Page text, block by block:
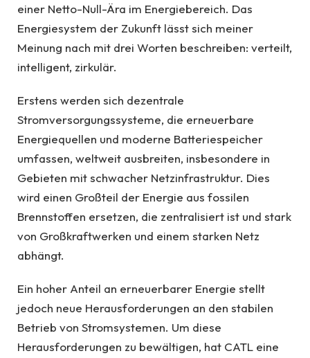
einer Netto-Null-Ära im Energiebereich. Das
Energiesystem der Zukunft lässt sich meiner
Meinung nach mit drei Worten beschreiben: verteilt,
intelligent, zirkulär.
Erstens werden sich dezentrale
Stromversorgungssysteme, die erneuerbare
Energiequellen und moderne Batteriespeicher
umfassen, weltweit ausbreiten, insbesondere in
Gebieten mit schwacher Netzinfrastruktur. Dies
wird einen Großteil der Energie aus fossilen
Brennstoffen ersetzen, die zentralisiert ist und stark
von Großkraftwerken und einem starken Netz
abhängt.
Ein hoher Anteil an erneuerbarer Energie stellt
jedoch neue Herausforderungen an den stabilen
Betrieb von Stromsystemen. Um diese
Herausforderungen zu bewältigen, hat CATL eine